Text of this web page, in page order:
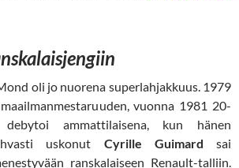
oli jo nuorena superlahjakkuus. 1979
vuonna 1981 20-
ammattilaisena, kun hänen
uskonut Cyrille Guimard sai
ranskalaiseen Renault-talliin.